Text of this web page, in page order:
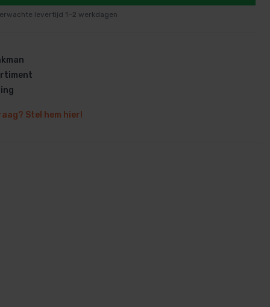
levertijd 1–2 werkdagen
Stel hem hier!